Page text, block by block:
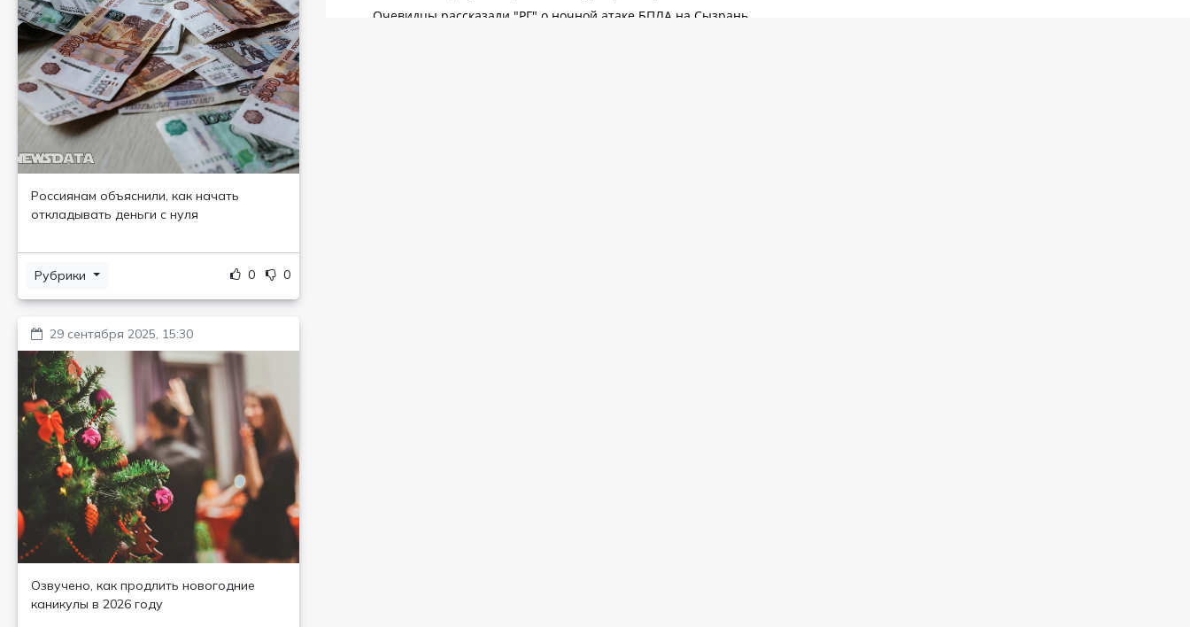
Россиянам объяснили, как начать
откладывать деньги с нуля
Рубрики 0 0
29 сентября 2025, 15:30
Озвучено, как продлить новогодние
каникулы в 2026 году